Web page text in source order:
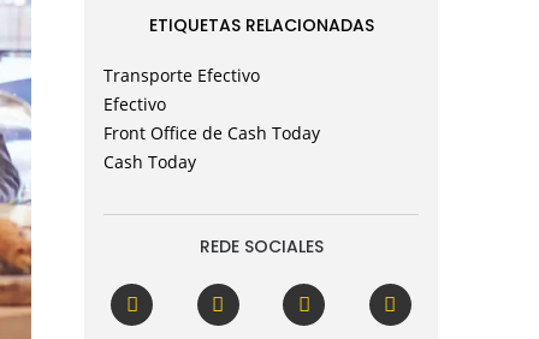
ETIQUETAS RELACIONADAS
Transporte Efectivo
Efectivo
Front Office de Cash Today
Cash Today
REDE SOCIALES